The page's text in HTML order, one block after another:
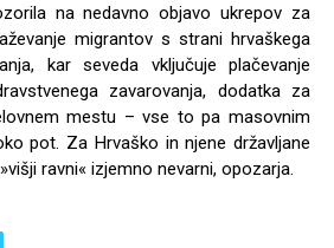
na nedavno objavo ukrepov za
migrantov s strani hrvaškega
kar seveda vključuje plačevanje
zavarovanja, dodatka za
mestu – vse to pa masovnim
pot. Za Hrvaško in njene državljane
ravni« izjemno nevarni, opozarja.